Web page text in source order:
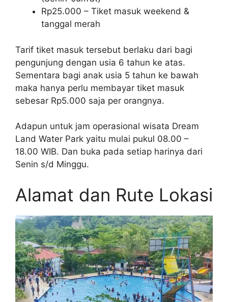
Rp25.000 – Tiket masuk weekend &
tanggal merah
Tarif tiket masuk tersebut berlaku dari bagi
pengunjung dengan usia 6 tahun ke atas.
Sementara bagi anak usia 5 tahun ke bawah
maka hanya perlu membayar tiket masuk
sebesar Rp5.000 saja per orangnya.
Adapun untuk jam operasional wisata Dream
Land Water Park yaitu mulai pukul 08.00 –
18.00 WIB. Dan buka pada setiap harinya dari
Senin s/d Minggu.
Alamat dan Rute Lokasi